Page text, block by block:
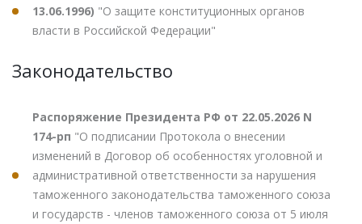
13.06.1996) "О защите конституционных органов
власти в Российской Федерации"
Законодательство
Распоряжение Президента РФ от 22.05.2026 N
174-рп "О подписании Протокола о внесении
изменений в Договор об особенностях уголовной и
административной ответственности за нарушения
таможенного законодательства таможенного союза
и государств - членов таможенного союза от 5 июля